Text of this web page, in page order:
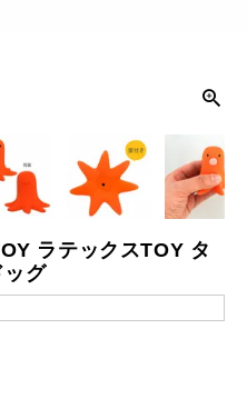
ラテックスTOY タ
ッグ